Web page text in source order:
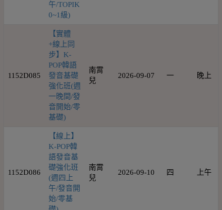
午/TOPIK
0~1級)
1152D085
【實體
+線上同
步】K-
POP韓語
發音基礎
強化班(週
一晚間/發
音開始/零
基礎)
南霄
兒
2026-09-07 一 晚上
1152D086
【線上】
K-POP韓
語發音基
礎強化班
(週四上
午/發音開
始/零基
南霄
兒
2026-09-10 四 上午